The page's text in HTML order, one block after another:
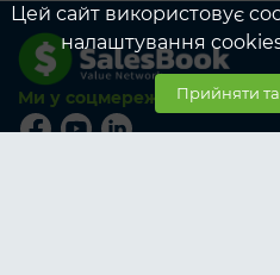
Ми у соцмережах
Цей сайт використовує
налаштування
Прийняти